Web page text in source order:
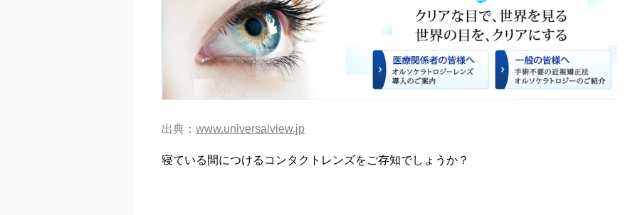
出典：www.universalview.jp
寝ている間につけるコンタクトレンズをご存知でしょうか？